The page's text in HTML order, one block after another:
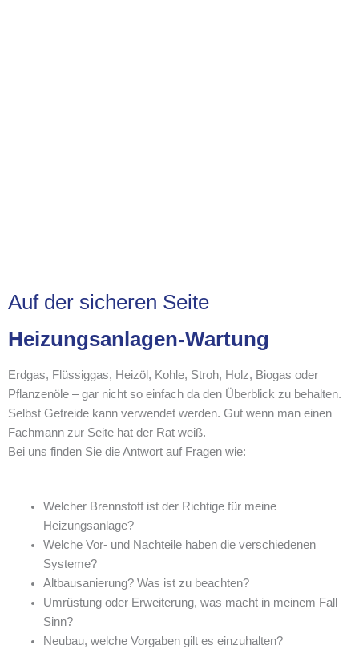
Auf der sicheren Seite
Heizungsanlagen-Wartung
Erdgas, Flüssiggas, Heizöl, Kohle, Stroh, Holz, Biogas oder
Pflanzenöle – gar nicht so einfach da den Überblick zu behalten.
Selbst Getreide kann verwendet werden. Gut wenn man einen
Fachmann zur Seite hat der Rat weiß.
Bei uns finden Sie die Antwort auf Fragen wie:
Welcher Brennstoff ist der Richtige für meine
Heizungsanlage?
Welche Vor- und Nachteile haben die verschiedenen
Systeme?
Altbausanierung? Was ist zu beachten?
Umrüstung oder Erweiterung, was macht in meinem Fall
Sinn?
Neubau, welche Vorgaben gilt es einzuhalten?